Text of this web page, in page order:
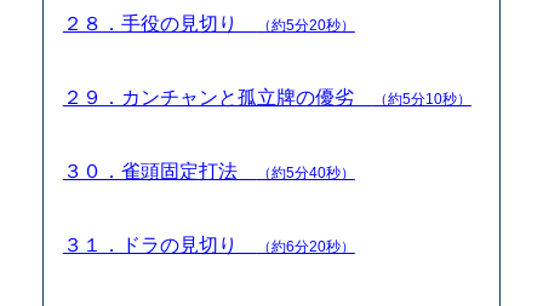
２８．手役の見切り （約5分20秒）
２９．カンチャンと孤立牌の優劣 （約5分10秒）
３０．雀頭固定打法 （約5分40秒）
３１．ドラの見切り （約6分20秒）